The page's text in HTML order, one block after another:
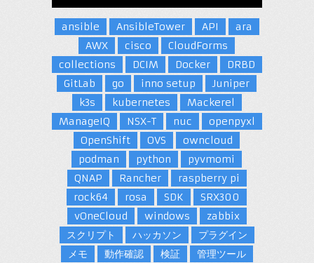
ansible AnsibleTower API
ara
AWX
cisco
CloudForms
collections
DCIM Docker
DRBD
GitLab
go inno setup
Juniper
k3s
kubernetes
Mackerel
ManageIQ
NSX-T nuc
openpyxl
OpenShift
OVS
owncloud
podman
python
pyvmomi
QNAP
Rancher
raspberry pi
rock64
rosa SDK
SRX300
vOneCloud
windows
zabbix
スクリプト
ハッカソン
プラグイン
メモ
動作確認 検証 管理ツール